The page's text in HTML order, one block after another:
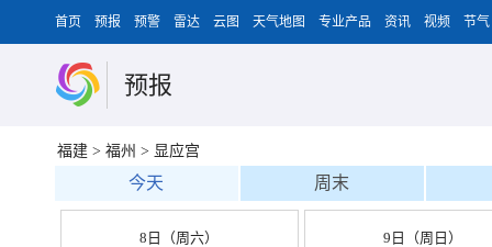
首页 预报 预警 雷达 云图 天气地图 专业产品 资讯 视频 节气
预报
福建 > 福州 > 显应宫
今天 周末
8日（周六）
9日（周日）